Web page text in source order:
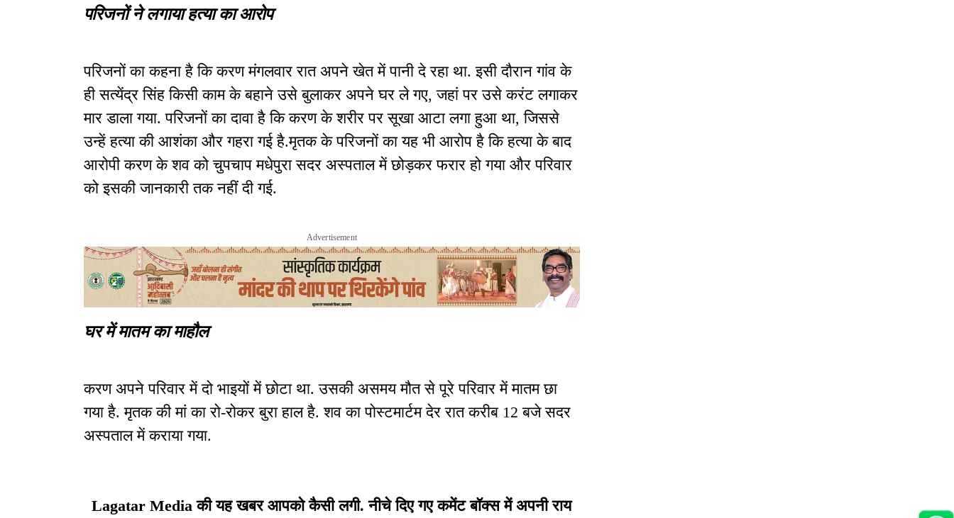
परिजनों ने लगाया हत्या का आरोप
परिजनों का कहना है कि करण मंगलवार रात अपने खेत में पानी दे रहा था. इसी दौरान गांव के
ही सत्येंद्र सिंह किसी काम के बहाने उसे बुलाकर अपने घर ले गए, जहां पर उसे करंट लगाकर
मार डाला गया. परिजनों का दावा है कि करण के शरीर पर सूखा आटा लगा हुआ था, जिससे
उन्हें हत्या की आशंका और गहरा गई है.मृतक के परिजनों का यह भी आरोप है कि हत्या के बाद
आरोपी करण के शव को चुपचाप मधेपुरा सदर अस्पताल में छोड़कर फरार हो गया और परिवार
को इसकी जानकारी तक नहीं दी गई.
Advertisement
घर में मातम का माहौल
करण अपने परिवार में दो भाइयों में छोटा था. उसकी असमय मौत से पूरे परिवार में मातम छा
गया है. मृतक की मां का रो-रोकर बुरा हाल है. शव का पोस्टमार्टम देर रात करीब 12 बजे सदर
अस्पताल में कराया गया.
Lagatar Media की यह खबर आपको कैसी लगी. नीचे दिए गए कमेंट बॉक्स में अपनी राय